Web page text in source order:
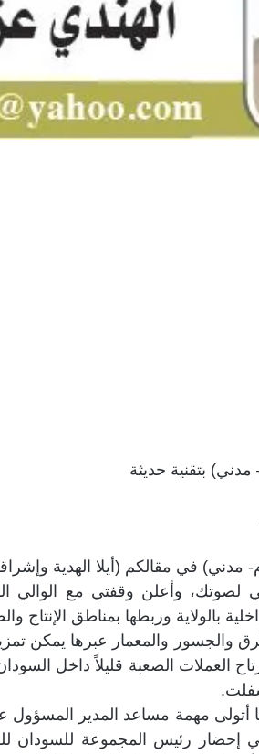
بتقنية حديثة
في مقالكم (أيلا الهدية
لصوتك، وأعلن وقفتي مع الوالي
بالولاية وربطها بمناطق الإنتاج
والجسور والمعمار عبرها يمكن
العملات الصعبة قليلاً داخل
أتولى مهمة مساعد المدير
إحضار رئيس المجموعة للسودان